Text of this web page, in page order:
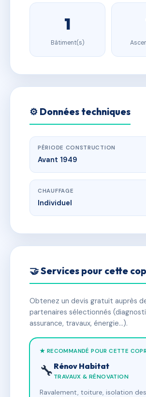
1
Bâtiment(s)
⚙️ Données techniques
PÉRIODE CONSTRUCTION
Avant 1949
CHAUFFAGE
Individuel
🤝 Services pour cette
Obtenez un devis gratuit auprès
partenaires sélectionnés
assurance, travaux, énergie…).
★ RECOMMANDÉ POUR CETTE
🔧 Rénov Habitat
TRAVAUX & RÉNOVATION
Ravalement, toiture, isolation